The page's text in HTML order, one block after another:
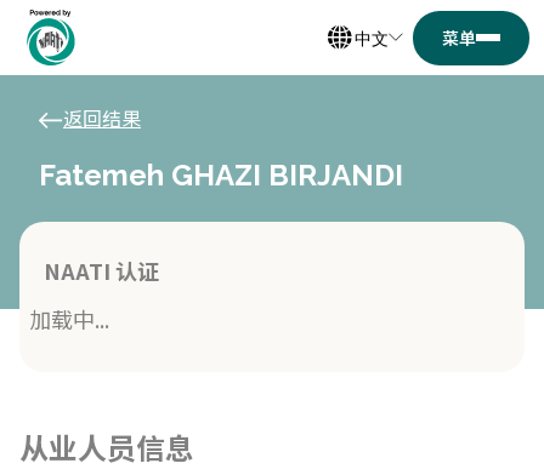
中文
返回结果
Fatemeh GHAZI BIRJANDI
NAATI 认证
加载中...
从业人员信息